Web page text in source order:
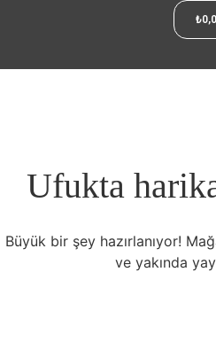
₺
Ufukta
Büyük bir şey hazırlanıyor!
ve yakında